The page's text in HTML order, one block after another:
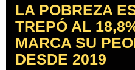
LA POBREZA
TREPÓ AL
MARCA SU
DESDE 2019